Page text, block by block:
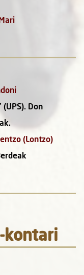
Don
(Lontzo)
kontari